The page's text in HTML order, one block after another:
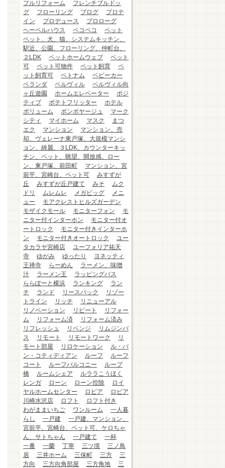
フルリフォーム
フレンチブルドッ
グ
フローリング ブログ
プロテ
イン
プロデュース
プロローグ
ヘーベルハウス
ペコペコ
ペット
ペット、犬、猫、システムキッチン、
駅近、公園、フローリング、仲町台、
２LDK
ペットホームウェブ
ペット
可
ペット可物件 ペット飼育
ペ
ット飼育可
ベトナム
ベビーカー
ベランダ
ベルヴィル
ベルヴィル向
ヶ丘遊園
ホームエレベーター
ポジ
ティブ
ポテトフリッター
ホテル
ボリューム
ボンボヤージュ
マーク
シティ
マイホーム マスク
まつ
エク
マンション
マンション、売
却、ヴェレーナ東戸塚、大規模マンシ
ョン、綺麗、３LDK、カウンターキッ
チン、ペット、眺望、開放感、ロー
ン、東戸塚、前田町
マンション、宮
前平、宮崎台、ペット可
みすずが
丘
みすずが丘戸建て みそ
ムク
ドリ
ムレムレ メガビッグ
メニ
ュー
モアクレストヒルズガーデン
モザイクモール
モニターフォン
モ
ニター付インターホン
モニター付オ
ートロック
モニター付きインターホ
ン
モニター付きオートロック
ユー
タカラヤ宮崎店
ユーフォリア祐天
寺
ゆがみ ゆったり
ヨネッティ
王禅寺
らーめん
ラーメン、味噌
汁
ラーメン王
ラッピングバス
ららぽーと横浜
ランキング
ラン
チ
ランド リースバック
リゾー
トライン
リッチ
リニューアル
リノベーション
リピート
リフォー
ム
リフォーム済
リフォーム済み
リフレッシュ
リベンジ
リムジンバ
ス
リモート リモートワーク
リ
モート部屋
リロケーション
ル・パ
ン・コティディアン
ルーフ
ルーフ
コート
ルーフバルコニー
ループ
橋
ルームシェア
ルララこうほく
レンガ
ローン ローン控除
ロイ
ヤルホームセンター
ロピア
ロピア
川崎水沢店
ロフト
ロフト付き
わがままいちご
ワンルーム
一人暮
らし
一戸建
一戸建、マンション、
宮前平、宮崎台、ペット可、ケロちゃ
ん、サトちゃん
一戸建て
一杯
一番
一蘭 丁寧 三ツ境
三ノ鳥
居
三井ホーム 三保町 三方
三
方向
三方向角部屋 三方角地
三